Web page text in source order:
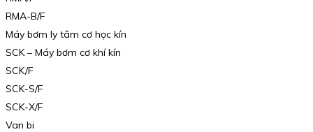
RMA-B/F
Máy bơm ly tâm cơ học kín
SCK – Máy bơm cơ khí kín
SCK/F
SCK-S/F
SCK-X/F
Van bi